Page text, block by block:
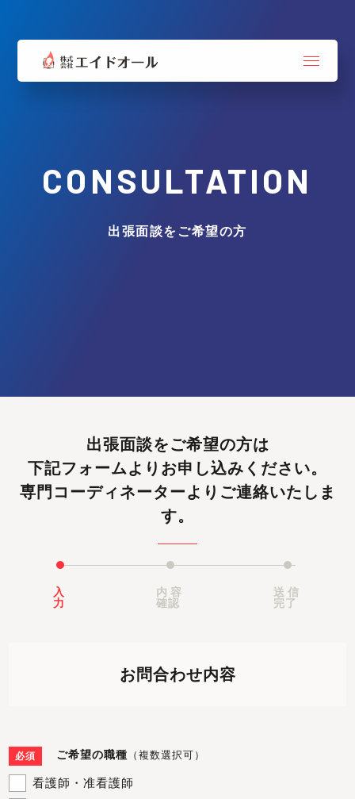
CONSULTATION
出張面談をご希望の方
出張面談をご希望の方は
下記フォームよりお申し込みください。
専門コーディネーターよりご連絡いたしま
す。
入
力
内容
確認
送信
完了
お問合わせ内容
必須 ご希望の職種 （複数選択可）
看護師・准看護師